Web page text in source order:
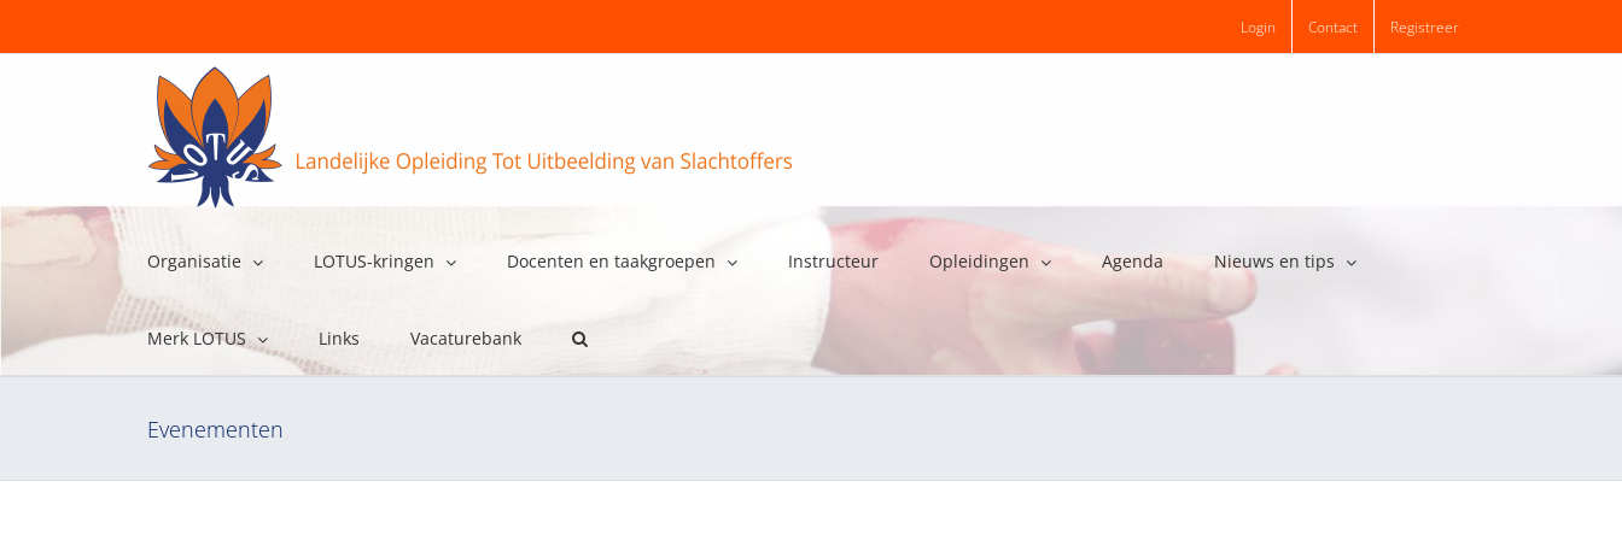
Login Contact Registreer
Organisatie LOTUS-kringen Docenten en taakgroepen Instructeur Opleidingen Agenda Nieuws en tips
Merk LOTUS Links Vacaturebank
Evenementen